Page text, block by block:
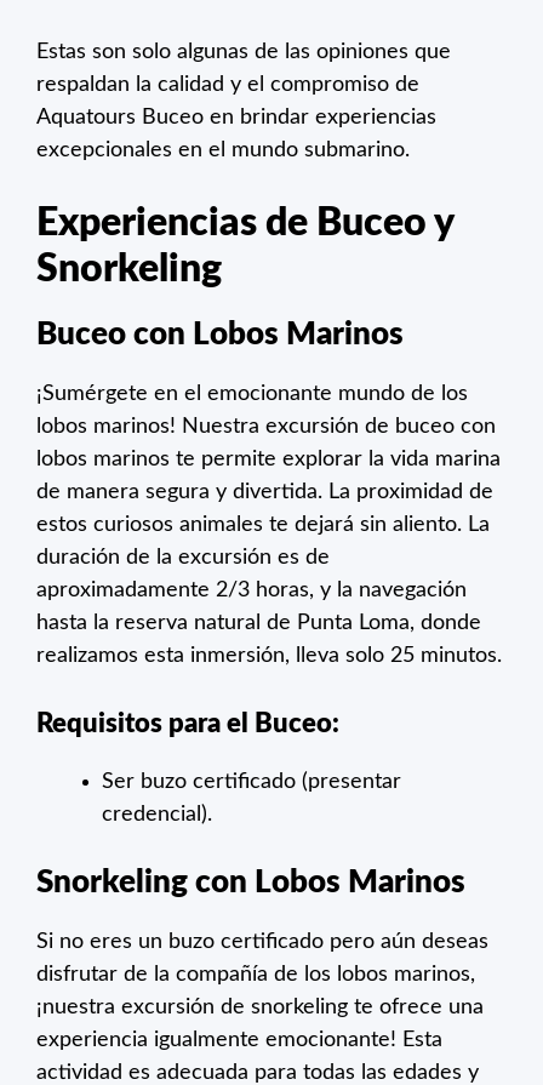
Estas son solo algunas de las opiniones que
respaldan la calidad y el compromiso de
Aquatours Buceo en brindar experiencias
excepcionales en el mundo submarino.
Experiencias de Buceo y
Snorkeling
Buceo con Lobos Marinos
¡Sumérgete en el emocionante mundo de los
lobos marinos! Nuestra excursión de buceo con
lobos marinos te permite explorar la vida marina
de manera segura y divertida. La proximidad de
estos curiosos animales te dejará sin aliento. La
duración de la excursión es de
aproximadamente 2/3 horas, y la navegación
hasta la reserva natural de Punta Loma, donde
realizamos esta inmersión, lleva solo 25 minutos.
Requisitos para el Buceo:
Ser buzo certificado (presentar
credencial).
Snorkeling con Lobos Marinos
Si no eres un buzo certificado pero aún deseas
disfrutar de la compañía de los lobos marinos,
¡nuestra excursión de snorkeling te ofrece una
experiencia igualmente emocionante! Esta
actividad es adecuada para todas las edades y